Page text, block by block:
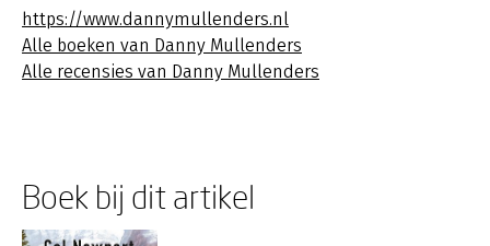
https://www.dannymullenders.nl
Alle boeken van Danny Mullenders
Alle recensies van Danny Mullenders
Boek bij dit artikel